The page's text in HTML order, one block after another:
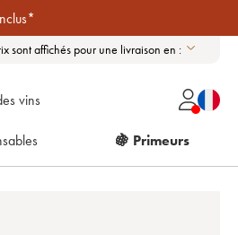
sont affichés pour une livraison en :
vins
🍇 Primeurs